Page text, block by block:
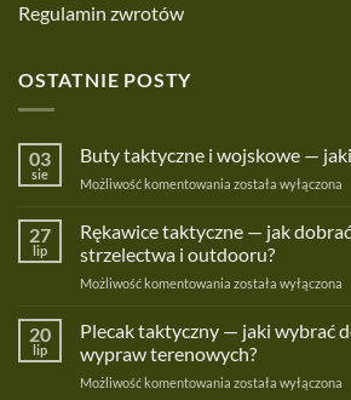
Regulamin zwrotów
OSTATNIE POSTY
03
sie
Buty taktyczne i wojskowe —
Możliwość komentowania Buty
wojskowe
—
jakie
teren?
została wyłączona
27
lip
Rękawice taktyczne — jak
strzelectwa i outdooru?
Możliwość komentowania Rękawice
jak
dobrać
model
została wyłączona
20
lip
Plecak taktyczny — jaki wybrać
wypraw terenowych?
Możliwość komentowania Plecak
została wyłączona